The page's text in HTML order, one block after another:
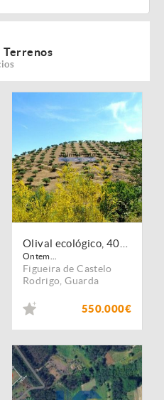
Terrenos
Ontem...
Figueira de Castelo
Rodrigo ,Guarda
550.000€